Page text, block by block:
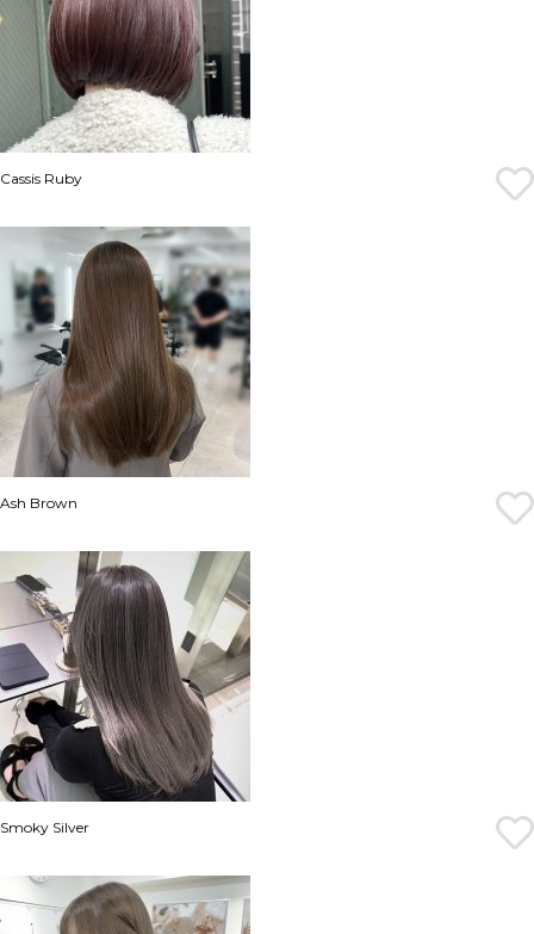
Cassis Ruby
Ash Brown
Smoky Silver